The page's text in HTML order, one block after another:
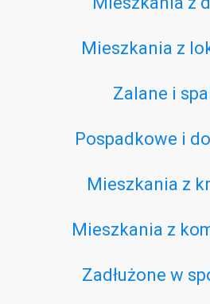
Mieszkania z
Zalane i
Pospadkowe i
Mieszkania z
Mieszkania z
Zadłużone w